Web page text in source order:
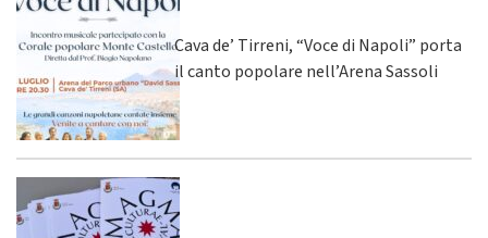
Cava de’ Tirreni, “Voce di Napoli” porta
il canto popolare nell’Arena Sassoli